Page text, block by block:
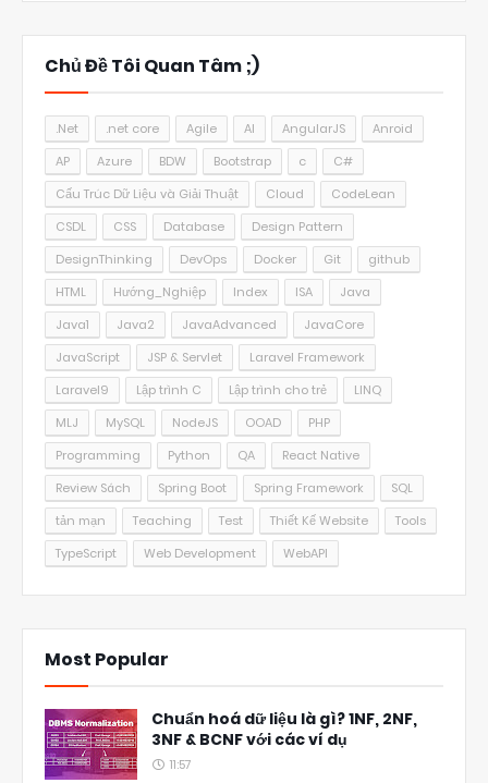
Chủ Đề Tôi Quan Tâm ;)
.Net .net core Agile AI AngularJS
Anroid
AP
Azure BDW Bootstrap c
C#
Cấu Trúc Dữ Liệu và Giải Thuật
Cloud
CodeLean
CSDL
CSS Database
Design Pattern
DesignThinking
DevOps Docker Git
github
HTML
Hướng_Nghiệp Index ISA
Java
Java1
Java2 JavaAdvanced
JavaCore
JavaScript
JSP & Servlet
Laravel Framework
Laravel9
Lập trình C Lập trình cho trẻ
LINQ
MLJ
MySQL NodeJS OOAD
PHP
Programming
Python QA
React Native
Review Sách
Spring Boot Spring Framework
SQL
tản mạn
Teaching Test Thiết Kế Website
Tools
TypeScript
Web Development WebAPI
Most Popular
Chuẩn hoá dữ liệu là gì? 1NF, 2NF,
3NF & BCNF với các ví dụ
11:57